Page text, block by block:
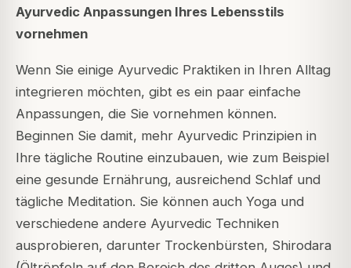
Ayurvedic Anpassungen Ihres Lebensstils
vornehmen
Wenn Sie einige Ayurvedic Praktiken in Ihren Alltag
integrieren möchten, gibt es ein paar einfache
Anpassungen, die Sie vornehmen können.
Beginnen Sie damit, mehr Ayurvedic Prinzipien in
Ihre tägliche Routine einzubauen, wie zum Beispiel
eine gesunde Ernährung, ausreichend Schlaf und
tägliche Meditation. Sie können auch Yoga und
verschiedene andere Ayurvedic Techniken
ausprobieren, darunter Trockenbürsten, Shirodara